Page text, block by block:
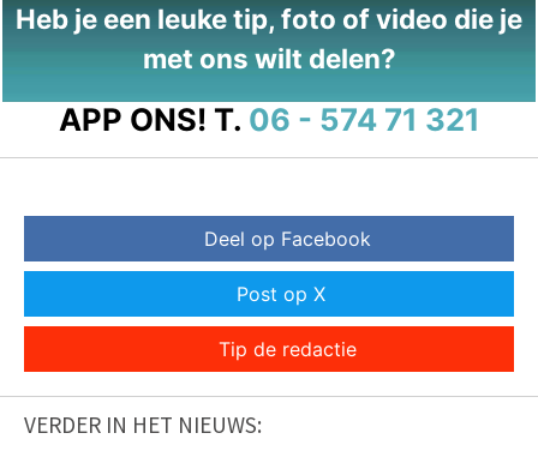
Heb je een leuke tip, foto of video die je
met ons wilt delen?
APP ONS! T. 06 - 574 71 321
Deel op Facebook
Post op X
Tip de redactie
VERDER IN HET NIEUWS: